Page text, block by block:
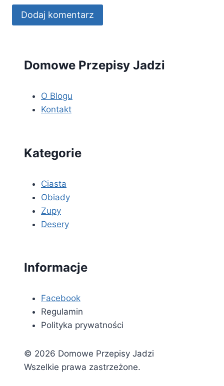
Domowe Przepisy Jadzi
O Blogu
Kontakt
Kategorie
Ciasta
Obiady
Zupy
Desery
Informacje
Facebook
Regulamin
Polityka prywatności
© 2026 Domowe Przepisy Jadzi
Wszelkie prawa zastrzeżone.